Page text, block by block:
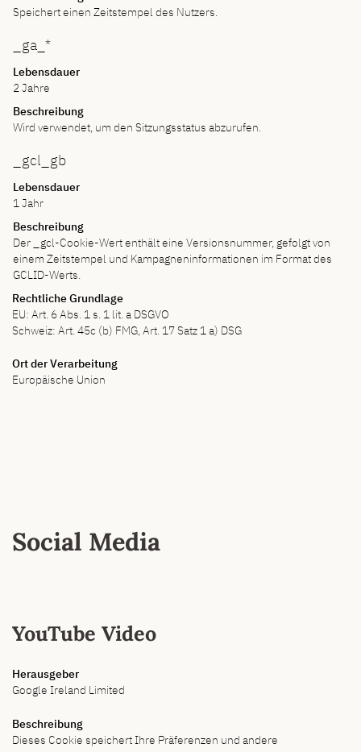
Speichert einen Zeitstempel des Nutzers.
_ga_*
Lebensdauer
2 Jahre
Beschreibung
Wird verwendet, um den Sitzungsstatus abzurufen.
_gcl_gb
Lebensdauer
1 Jahr
Beschreibung
Der _gcl-Cookie-Wert enthält eine Versionsnummer, gefolgt von
einem Zeitstempel und Kampagneninformationen im Format des
GCLID-Werts.
Rechtliche Grundlage
EU: Art. 6 Abs. 1 s. 1 lit. a DSGVO
Schweiz: Art. 45c (b) FMG, Art. 17 Satz 1 a) DSG
Ort der Verarbeitung
Europäische Union
Social Media
YouTube Video
Herausgeber
Google Ireland Limited
Beschreibung
Dieses Cookie speichert Ihre Präferenzen und andere